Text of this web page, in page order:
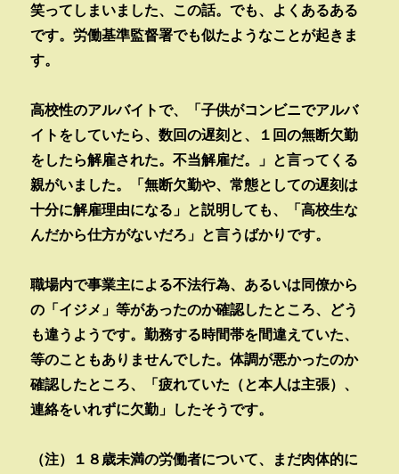
笑ってしまいました、この話。でも、よくあるある
です。労働基準監督署でも似たようなことが起きま
す。
高校性のアルバイトで、「子供がコンビニでアルバ
イトをしていたら、数回の遅刻と、１回の無断欠勤
をしたら解雇された。不当解雇だ。」と言ってくる
親がいました。「無断欠勤や、常態としての遅刻は
十分に解雇理由になる」と説明しても、「高校生な
んだから仕方がないだろ」と言うばかりです。
職場内で事業主による不法行為、あるいは同僚から
の「イジメ」等があったのか確認したところ、どう
も違うようです。勤務する時間帯を間違えていた、
等のこともありませんでした。体調が悪かったのか
確認したところ、「疲れていた（と本人は主張）、
連絡をいれずに欠勤」したそうです。
（注）１８歳未満の労働者について、まだ肉体的に